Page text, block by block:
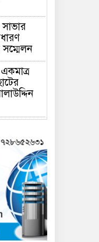
সাভার
ব্যাবসা
তালা
টাকার
ধর্মঘট